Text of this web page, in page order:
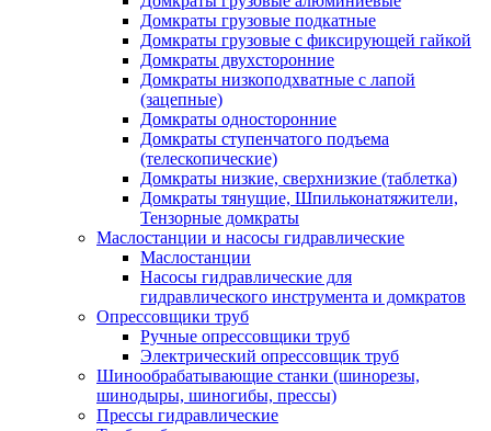
Домкраты грузовые подкатные
Домкраты грузовые с фиксирующей гайкой
Домкраты двухсторонние
Домкраты низкоподхватные с лапой
(зацепные)
Домкраты односторонние
Домкраты ступенчатого подъема
(телескопические)
Домкраты низкие, сверхнизкие (таблетка)
Домкраты тянущие, Шпильконатяжители,
Тензорные домкраты
Маслостанции и насосы гидравлические
Маслостанции
Насосы гидравлические для
гидравлического инструмента и домкратов
Опрессовщики труб
Ручные опрессовщики труб
Электрический опрессовщик труб
Шинообрабатывающие станки (шинорезы,
шинодыры, шиногибы, прессы)
Прессы гидравлические